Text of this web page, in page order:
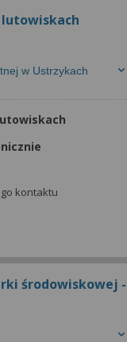
w Ustrzykach
kontaktu
rejestracji
środowiskowej -